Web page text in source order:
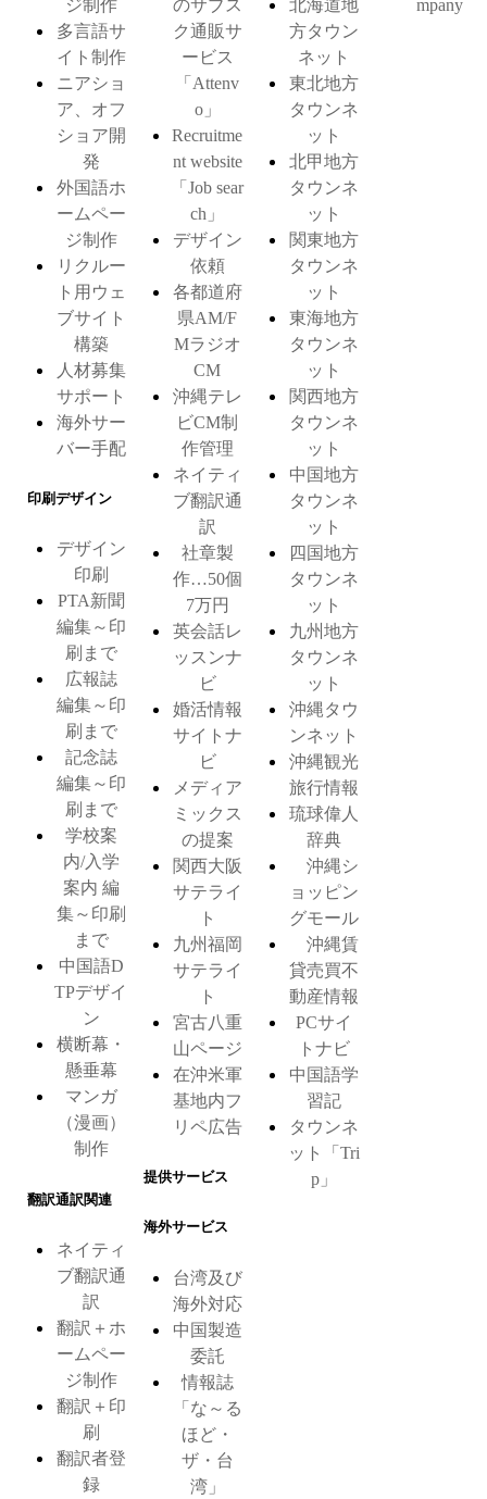
ジ制作
多言語サ
イト制作
ニアショ
ア、オフ
ショア開
発
外国語ホ
ームペー
ジ制作
リクルー
ト用ウェ
ブサイト
構築
人材募集
サポート
海外サー
バー手配
印刷デザイン
デザイン
印刷
PTA新聞
編集～印
刷まで
広報誌
編集～印
刷まで
記念誌
編集～印
刷まで
学校案
内/入学
案内 編
集～印刷
まで
中国語D
TPデザイ
ン
横断幕・
懸垂幕
マンガ
（漫画）
制作
翻訳通訳関連
ネイティ
ブ翻訳通
訳
翻訳＋ホ
ームペー
ジ制作
翻訳＋印
刷
翻訳者登
録
のサブス
ク通販サ
ービス
「Attenv
o」
Recruitme
nt website
「Job sear
ch」
デザイン
依頼
各都道府
県AM/F
Mラジオ
CM
沖縄テレ
ビCM制
作管理
ネイティ
ブ翻訳通
訳
社章製
作…50個
7万円
英会話レ
ッスンナ
ビ
婚活情報
サイトナ
ビ
メディア
ミックス
の提案
関西大阪
サテライ
ト
九州福岡
サテライ
ト
宮古八重
山ページ
在沖米軍
基地内フ
リペ広告
提供サービス
海外サービス
台湾及び
海外対応
中国製造
委託
情報誌
「な～る
ほど・
ザ・台
湾」
北海道地
方タウン
ネット
東北地方
タウンネ
ット
北甲地方
タウンネ
ット
関東地方
タウンネ
ット
東海地方
タウンネ
ット
関西地方
タウンネ
ット
中国地方
タウンネ
ット
四国地方
タウンネ
ット
九州地方
タウンネ
ット
沖縄タウ
ンネット
沖縄観光
旅行情報
琉球偉人
辞典
沖縄シ
ョッピン
グモール
沖縄賃
貸売買不
動産情報
PCサイ
トナビ
中国語学
習記
タウンネ
ット「Tri
p」
mpany